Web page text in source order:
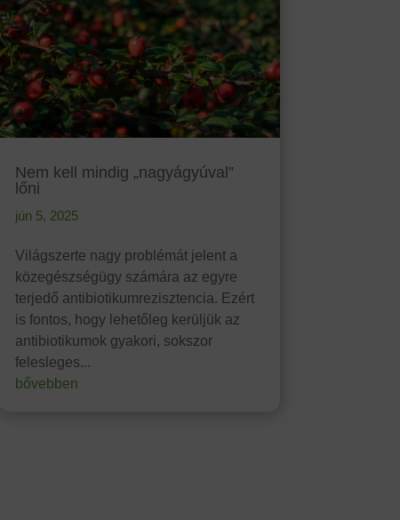
Nem kell mindig „nagyágyúval”
lőni
jún 5, 2025
Világszerte nagy problémát jelent a
közegészségügy számára az egyre
terjedő antibiotikumrezisztencia. Ezért
is fontos, hogy lehetőleg kerüljük az
antibiotikumok gyakori, sokszor
felesleges...
bővebben